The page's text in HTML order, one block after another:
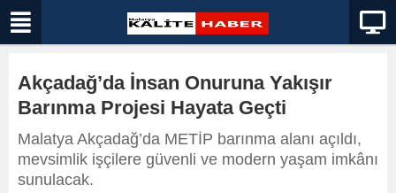
Akçadağ’da İnsan Onuruna Yakışır
Barınma Projesi Hayata Geçti
Malatya Akçadağ’da METİP barınma alanı açıldı,
mevsimlik işçilere güvenli ve modern yaşam imkânı
sunulacak.